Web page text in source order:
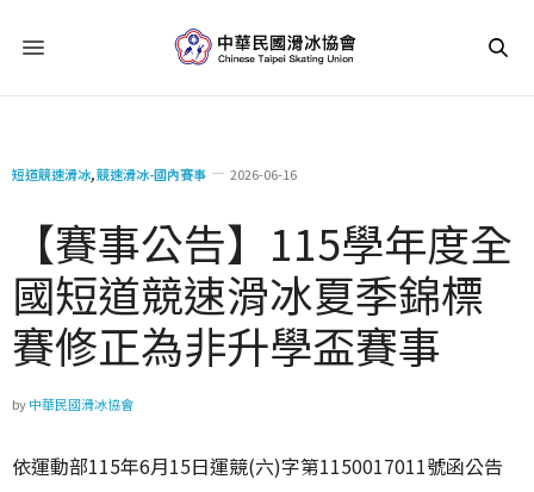
短道競速滑冰,競速滑冰-國內賽事 2026-06-16
【賽事公告】115學年度全
國短道競速滑冰夏季錦標
賽修正為非升學盃賽事
by中華民國滑冰協會
依運動部115年6月15日運競(六)字第1150017011號函公告